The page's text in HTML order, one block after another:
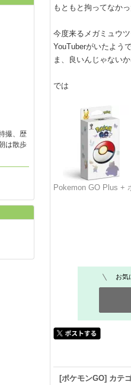
撮、歴
は散歩
もともと拘ってなかっ
今度来るメガミュウ
YouTuberがいたようで
ま、良いんじゃないか
では
Pokemon GO Plus +
お気
[ポケモンGO] カテ